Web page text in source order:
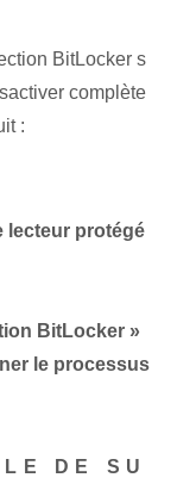
BitLocker s
complète
:
lecteur protégé
BitLocker »
le processus
DE SU